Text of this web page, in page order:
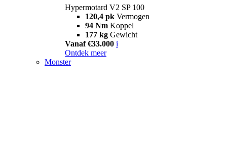
Hypermotard V2 SP 100
120,4 pk Vermogen
94 Nm Koppel
177 kg Gewicht
Vanaf €33.000 i
Ontdek meer
Monster